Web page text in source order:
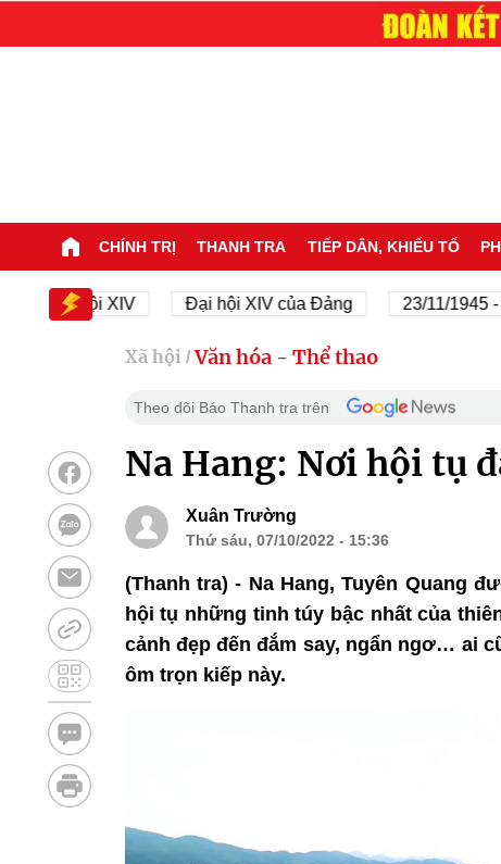
CHÍNH TRỊ THANH TRA TIẾP DÂN, KHIẾU TỐ
hội XIV Đại hội XIV của Đảng 23/11/1945 - 23/11/
Xã hội / Văn hóa - Thể thao
Theo dõi Báo Thanh tra trên
Na Hang: Nơi hội tụ
Xuân Trường
Thứ sáu, 07/10/2022 - 15:36
(Thanh tra) - Na Hang, Tuyên Quang
hội tụ những tinh túy bậc nhất của
cảnh đẹp đến đắm say, ngẩn ngơ… ai
ôm trọn kiếp này.